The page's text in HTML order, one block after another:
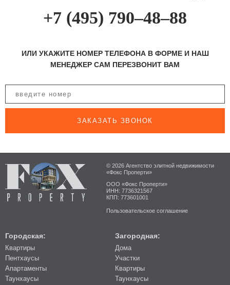
+7 (495) 790–48–88
ИЛИ УКАЖИТЕ НОМЕР ТЕЛЕФОНА В ФОРМЕ И НАШ
МЕНЕДЖЕР САМ ПЕРЕЗВОНИТ ВАМ
ЗАКАЗАТЬ ЗВОНОК
© 2026 Агентство элитной недвижимости
«Фокс Проперти»
ООО «Фокс Проперти»
ИНН: 7736321567
КПП: 773601001
Пользовательское соглашение
Городская:
Квартиры
Пентхаусы
Апартаменты
Таунхаусы
Загородная:
Дома
Участки
Квартиры
Таунхаусы